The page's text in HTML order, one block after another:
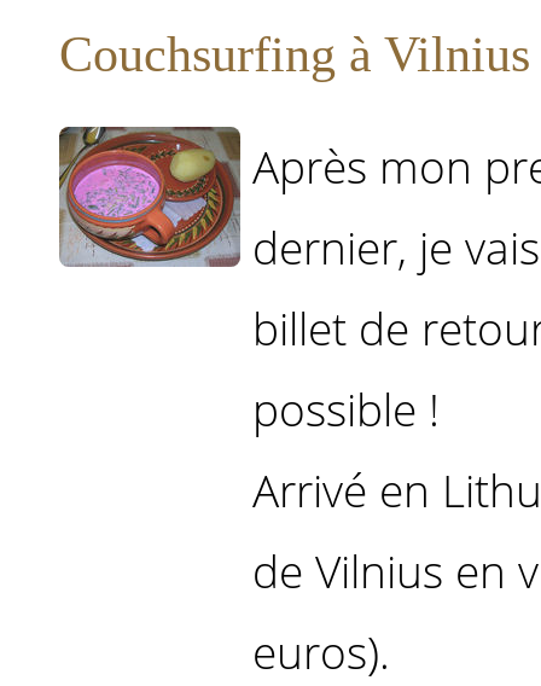
Couchsurfing à
Après mon
dernier, je
billet de
possible !
Arrivé en
de Vilnius en
euros).